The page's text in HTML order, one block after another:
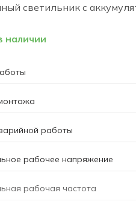
светильник с
наличии
работы
рабочее напряжение
рабочая частота